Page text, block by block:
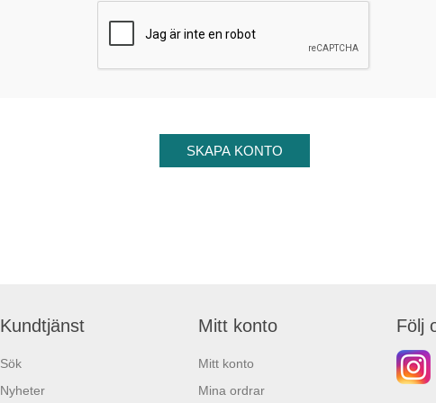
Kundtjänst
Sök
Nyheter
Mitt konto
Mitt konto
Mina ordrar
Följ